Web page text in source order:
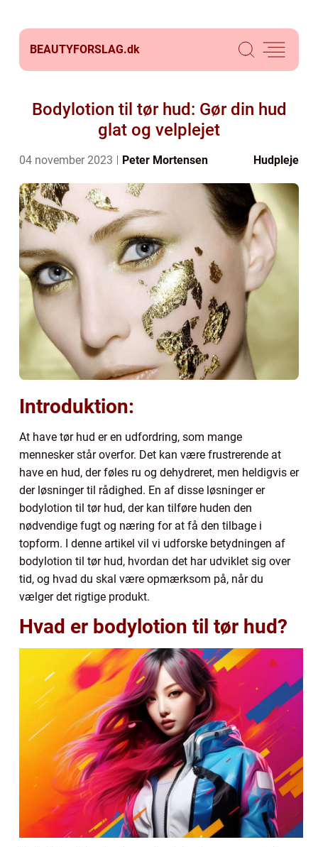
BEAUTYFORSLAG.dk
Bodylotion til tør hud: Gør din hud
glat og velplejet
04 november 2023 Peter Mortensen Hudpleje
Introduktion:
At have tør hud er en udfordring, som mange
mennesker står overfor. Det kan være frustrerende at
have en hud, der føles ru og dehydreret, men heldigvis er
der løsninger til rådighed. En af disse løsninger er
bodylotion til tør hud, der kan tilføre huden den
nødvendige fugt og næring for at få den tilbage i
topform. I denne artikel vil vi udforske betydningen af
bodylotion til tør hud, hvordan det har udviklet sig over
tid, og hvad du skal være opmærksom på, når du
vælger det rigtige produkt.
Hvad er bodylotion til tør hud?